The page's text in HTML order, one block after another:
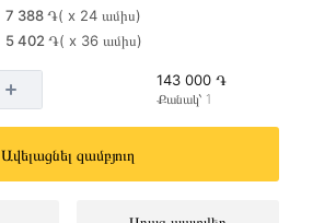
7 388 ֏( x 24 ամիս)
5 402 ֏( x 36 ամիս)
143 000 ֏
Քանակ՝ 1
Ավելացնել զամբյուղ